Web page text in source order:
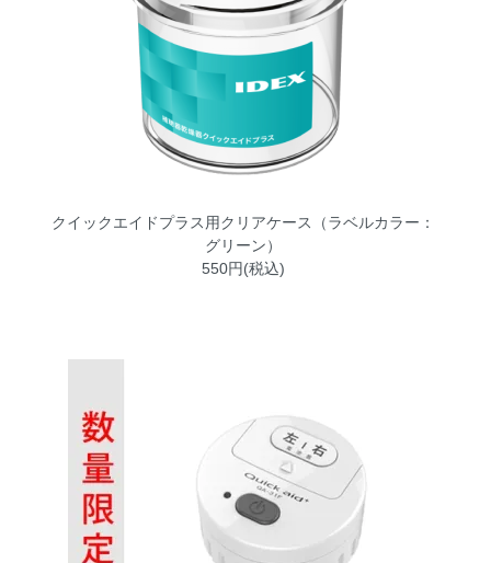
クイックエイドプラス用クリアケース（ラベルカラー：
グリーン）
550円(税込)